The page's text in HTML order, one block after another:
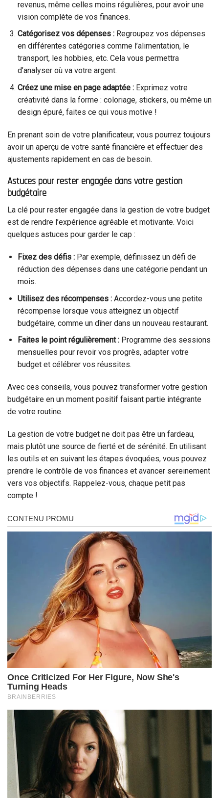
revenus, même celles moins régulières, pour avoir une
vision complète de vos finances.
Catégorisez vos dépenses :Regroupez vos dépenses
en différentes catégories comme l’alimentation, le
transport, les hobbies, etc. Cela vous permettra
d’analyser où va votre argent.
Créez une mise en page adaptée :Exprimez votre
créativité dans la forme : coloriage, stickers, ou même un
design épuré, faites ce qui vous motive !
En prenant soin de votre planificateur, vous pourrez toujours
avoir un aperçu de votre santé financière et effectuer des
ajustements rapidement en cas de besoin.
Astuces pour rester engagée dans votre gestion
budgétaire
La clé pour rester engagée dans la gestion de votre budget
est de rendre l’expérience agréable et motivante. Voici
quelques astuces pour garder le cap :
Fixez des défis :Par exemple, définissez un défi de
réduction des dépenses dans une catégorie pendant un
mois.
Utilisez des récompenses :Accordez-vous une petite
récompense lorsque vous atteignez un objectif
budgétaire, comme un dîner dans un nouveau restaurant.
Faites le point régulièrement :Programme des sessions
mensuelles pour revoir vos progrès, adapter votre
budget et célébrer vos réussites.
Avec ces conseils, vous pouvez transformer votre gestion
budgétaire en un moment positif faisant partie intégrante
de votre routine.
La gestion de votre budget ne doit pas être un fardeau,
mais plutôt une source de fierté et de sérénité. En utilisant
les outils et en suivant les étapes évoquées, vous pouvez
prendre le contrôle de vos finances et avancer sereinement
vers vos objectifs. Rappelez-vous, chaque petit pas
compte !